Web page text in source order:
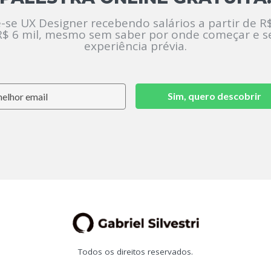
se UX Designer recebendo salários a partir de
6 mil, mesmo sem saber por onde começar e
experiência prévia.
Sim, quero descobrir
Todos os direitos reservados.